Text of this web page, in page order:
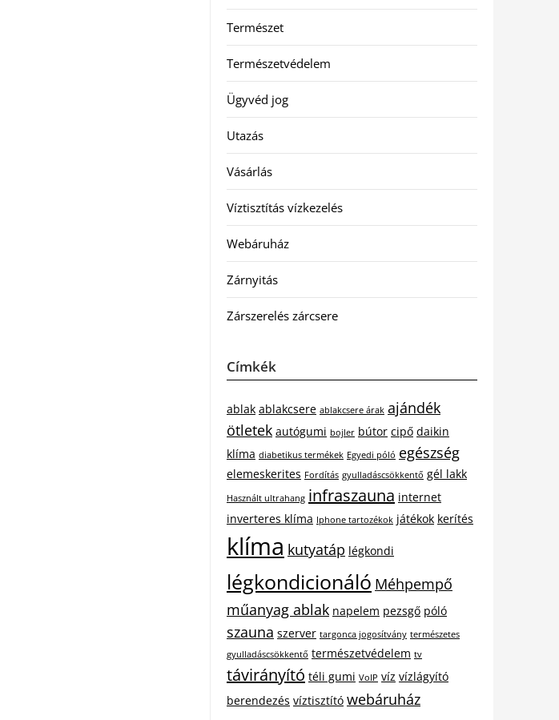
Természet
Természetvédelem
Ügyvéd jog
Utazás
Vásárlás
Víztisztítás vízkezelés
Webáruház
Zárnyitás
Zárszerelés zárcsere
Címkék
ablak ablakcsere ablakcsere árak ajándék
ötletek autógumi bojler bútor cipő daikin
klíma diabetikus termékek Egyedi póló egészség
elemeskerites Fordítás gyulladáscsökkentő gél lakk
Használt ultrahang infraszauna internet
inverteres klíma Iphone tartozékok játékok kerítés
klíma kutyatáp légkondi
légkondicionáló Méhpempő
műanyag ablak napelem pezsgő póló
szauna szerver targonca jogosítvány természetes
gyulladáscsökkentő természetvédelem tv
távirányító téli gumi VoIP víz vízlágyító
berendezés víztisztító webáruház